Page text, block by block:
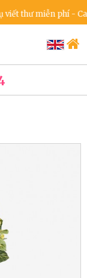
miễn phí - Cam